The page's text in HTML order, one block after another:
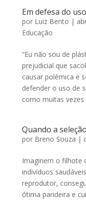
Em defesa do
por Luiz Bento |
Educação
“Eu não sou de
prejudicial que
causar polêmica e
defender o uso de
como muitas vezes
Quando a
por Breno Souza |
Imaginem o filhote
indivíduos
reprodutor,
ótima parideira e